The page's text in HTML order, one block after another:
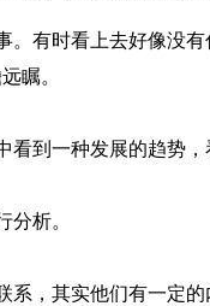
有时看上去好像没
瞩。
到一种发展的趋势，
析。
，其实他们有一定的